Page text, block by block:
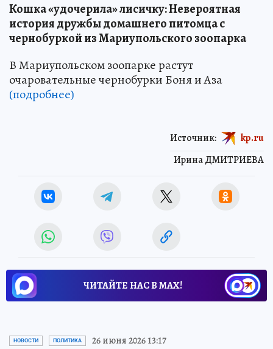
Кошка «удочерила» лисичку: Невероятная
история дружбы домашнего питомца с
чернобуркой из Мариупольского зоопарка
В Мариупольском зоопарке растут
очаровательные чернобурки Боня и Аза
(подробнее)
Ирина ДМИТРИЕВА
Источник: kp.ru
ЧИТАЙТЕ НАС В МАХ!
НОВОСТИ ПОЛИТИКА 26 июня 2026 13:17